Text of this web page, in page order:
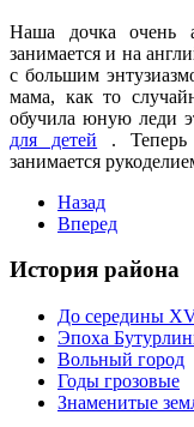
Наша дочка очень
занимается и на
с большим
мама, как то
обучила юную леди
для детей . Теперь
занимается
Назад
Вперед
История района
До середины
Эпоха
Вольный город
Годы грозовые
Знаменитые